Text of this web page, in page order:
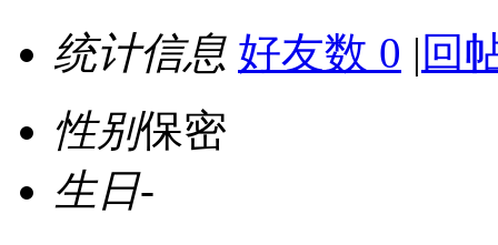
统计信息 好友数 0 | 回
性别保密
生日-